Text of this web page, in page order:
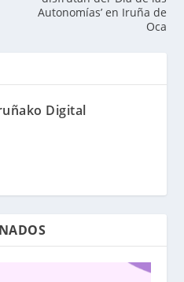
Autonomías’ en Iruña de
Oca
Digital